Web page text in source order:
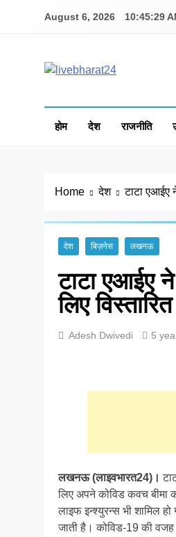
August 6, 2026 10:45:30
होम देश राजनीति
Home देश टाटा एआईए
देश बिज़नेस लखनऊ
टाटा एआईए
लिए
Adesh Dwivedi 5
लखनऊ (लाइवभारत24)।
लिए अपने कोविड कवच बीमा
लाइफ इन्श्युरन्स भी शामिल
जाती है। कोविड-19 की